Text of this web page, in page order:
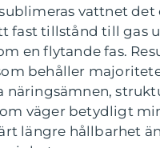
vattnet det
fast tillstånd till gas
en flytande fas.
behåller
näringsämnen,
väger betydligt
längre hållbarhet